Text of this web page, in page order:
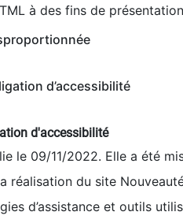
à des fins de
d’accessibilité
d'accessibilité
le 09/11/2022. Elle a été
réalisation du site
d’assistance et outils